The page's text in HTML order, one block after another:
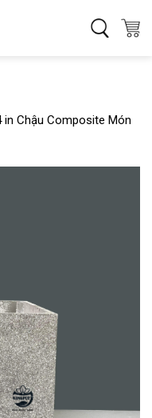
in Chậu Composite Món